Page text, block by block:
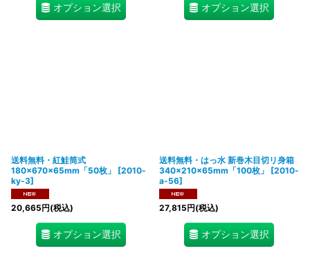
オプション選択 オプション選択
送料無料・紅鮭筒式
180×670×65mm「50枚」
[2010-
ky-3]
20,665円(税込)
オプション選択
送料無料・はっ水 新巻木目切リ身箱
340×210×65mm「100枚」
[2010-
a-56]
27,815円(税込)
オプション選択